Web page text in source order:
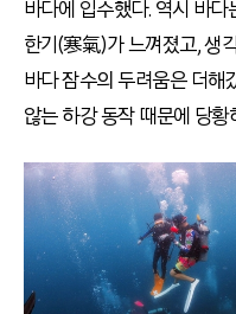
바다에 입수했다. 역시 바
한기(寒氣)가 느껴졌고, 생
바다 잠수의 두려움은 더해
않는 하강 동작 때문에 당황